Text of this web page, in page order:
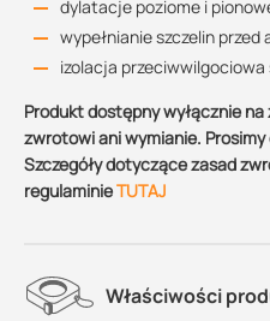
dylatacje poziome i
wypełnianie szczelin
izolacja przeciwwilgociowa
Produkt dostępny wyłącznie
zwrotowi ani wymianie. Prosimy
Szczegóły dotyczące zasad
regulaminieTUTAJ
Właściwości